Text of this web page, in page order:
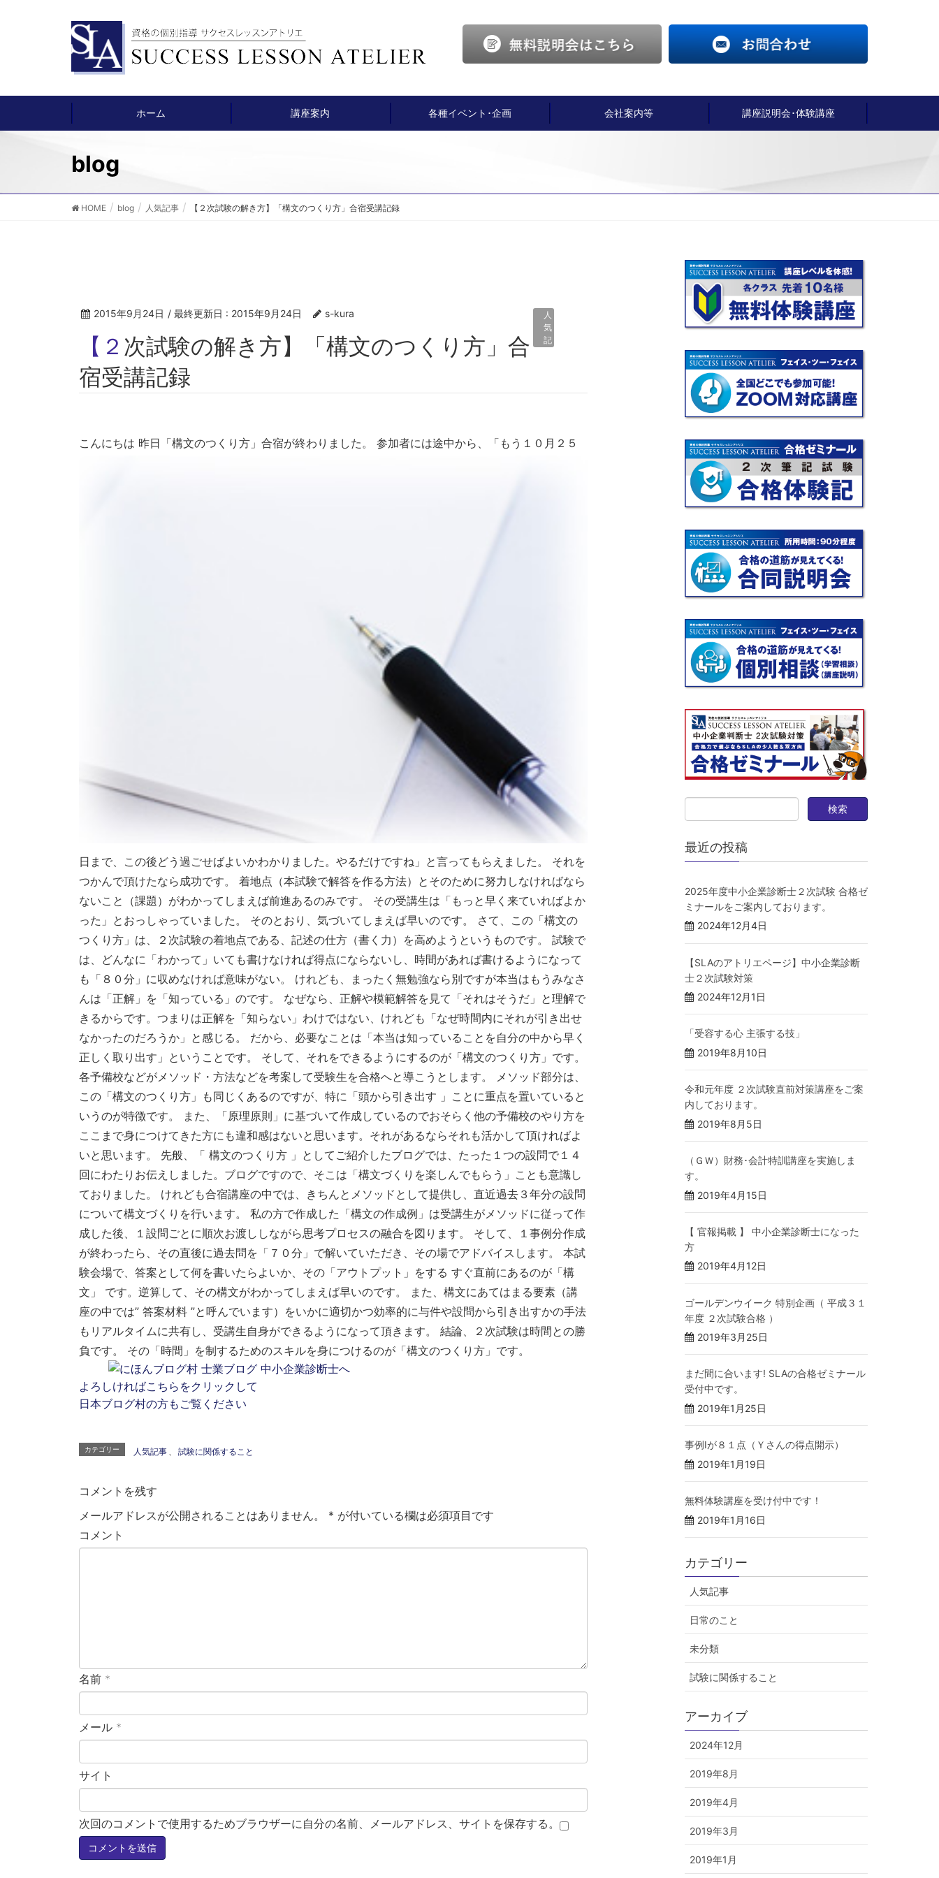
ホーム 講座案内 各種イベント･企画 会社案内等 講座説明会･体験講座
blog
HOME blog 人気記事 【２次試験の解き方】「構文のつくり方」合宿受講記録
2015年9月24日 / 最終更新日 : 2015年9月24日 s-kura
人
気
記
【２次試験の解き方】「構文のつくり方」合
宿受講記録
こんにちは 昨日「構文のつくり方」合宿が終わりました。 参加者には途中から、「もう１０月２５
日まで、この後どう過ごせばよいかわかりました。やるだけですね」と言ってもらえました。 それを
つかんで頂けたなら成功です。 着地点（本試験で解答を作る方法）とそのために努力しなければなら
ないこと（課題）がわかってしまえば前進あるのみです。 その受講生は「もっと早く来ていればよか
った」とおっしゃっていました。 そのとおり、気づいてしまえば早いのです。 さて、この「構文の
つくり方」は、２次試験の着地点である、記述の仕方（書く力）を高めようというものです。 試験で
は、どんなに「わかって」いても書けなければ得点にならないし、時間があれば書けるようになって
も「８０分」に収めなければ意味がない。 けれども、まったく無勉強なら別ですが本当はもうみなさ
んは「正解」を「知っている」のです。 なぜなら、正解や模範解答を見て「それはそうだ」と理解で
きるからです。つまりは正解を「知らない」わけではない、けれども「なぜ時間内にそれが引き出せ
なかったのだろうか」と感じる。 だから、必要なことは「本当は知っていることを自分の中から早く
正しく取り出す」ということです。 そして、それをできるようにするのが「構文のつくり方」です。
各予備校などがメソッド・方法などを考案して受験生を合格へと導こうとします。 メソッド部分は、
この「構文のつくり方」も同じくあるのですが、特に「頭から引き出す 」ことに重点を置いていると
いうのが特徴です。 また、「原理原則」に基づいて作成しているのでおそらく他の予備校のやり方を
ここまで身につけてきた方にも違和感はないと思います。それがあるならそれも活かして頂ければよ
いと思います。 先般、「 構文のつくり方 」としてご紹介したブログでは、たった１つの設問で１４
回にわたりお伝えしました。ブログですので、そこは「構文づくりを楽しんでもらう」ことも意識し
ておりました。 けれども合宿講座の中では、きちんとメソッドとして提供し、直近過去３年分の設問
について構文づくりを行います。 私の方で作成した「構文の作成例」は受講生がメソッドに従って作
成した後、１設問ごとに順次お渡ししながら思考プロセスの融合を図ります。 そして、１事例分作成
が終わったら、その直後に過去問を「７０分」で解いていただき、その場でアドバイスします。 本試
験会場で、答案として何を書いたらよいか、その「アウトプット」をする すぐ直前にあるのが「構
文」 です。逆算して、その構文がわかってしまえば早いのです。 また、構文にあてはまる要素（講
座の中では” 答案材料”と呼んでいます）をいかに適切かつ効率的に与件や設問から引き出すかの手法
もリアルタイムに共有し、受講生自身ができるようになって頂きます。 結論、２次試験は時間との勝
負です。 その「時間」を制するためのスキルを身につけるのが「構文のつくり方」です。
よろしければこちらをクリックして
日本ブログ村の方もご覧ください
カテゴリー 人気記事 試験に関係すること
コメントを残す
メールアドレスが公開されることはありません。
* が付いている欄は必須項目です
コメント
名前 *
メール *
サイト
次回のコメントで使用するためブラウザーに自分の名前、メールアドレス、サイトを保存する。
最近の投稿
2025年度中小企業診断士２次試験 合格ゼ
ミナールをご案内しております。
2024年12月4日
【SLAのアトリエページ】中小企業診断
士２次試験対策
2024年12月1日
「受容する心 主張する技」
2019年8月10日
令和元年度 ２次試験直前対策講座をご案
内しております。
2019年8月5日
（ＧＷ）財務･会計特訓講座を実施しま
す。
2019年4月15日
【 官報掲載 】 中小企業診断士になった
方
2019年4月12日
ゴールデンウイーク 特別企画（ 平成３１
年度 ２次試験合格 ）
2019年3月25日
まだ間に合います! SLAの合格ゼミナール
受付中です。
2019年1月25日
事例Ⅰが８１点（Ｙさんの得点開示）
2019年1月19日
無料体験講座を受け付中です！
2019年1月16日
カテゴリー
人気記事
日常のこと
未分類
試験に関係すること
アーカイブ
2024年12月
2019年8月
2019年4月
2019年3月
2019年1月